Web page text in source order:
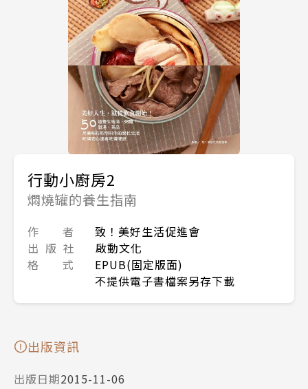
行動小廚房2
燜燒罐的養生指南
作 者
致！美好生活促進會
出 版 社
啟動文化
格 式
EPUB(固定版面)
不提供電子書檔案另存下載
出版資訊
出版日期2015-11-06